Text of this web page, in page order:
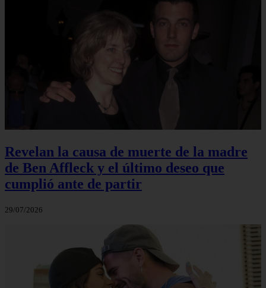
Revelan la causa de muerte de la madre
de Ben Affleck y el último deseo que
cumplió ante de partir
29/07/2026